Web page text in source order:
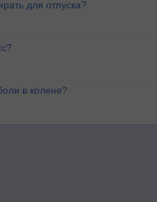
для отпуска?
в колене?